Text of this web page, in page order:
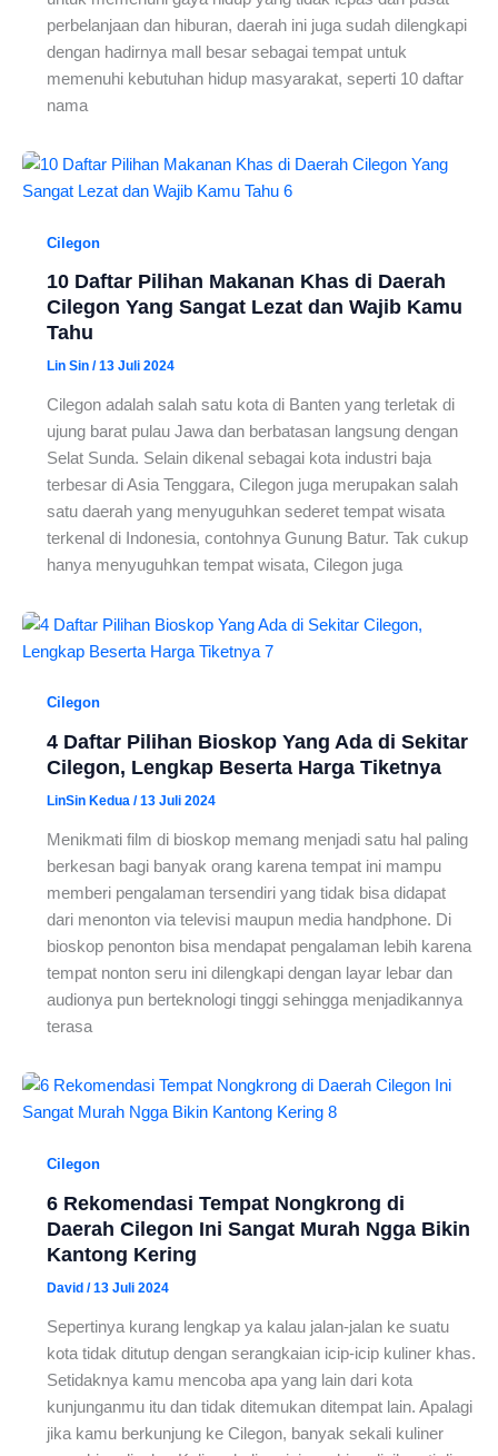
perbelanjaan dan hiburan, daerah ini juga sudah dilengkapi
dengan hadirnya mall besar sebagai tempat untuk
memenuhi kebutuhan hidup masyarakat, seperti 10 daftar
nama
Cilegon
10 Daftar Pilihan Makanan Khas di Daerah
Cilegon Yang Sangat Lezat dan Wajib Kamu
Tahu
Lin Sin /13 Juli 2024
Cilegon adalah salah satu kota di Banten yang terletak di
ujung barat pulau Jawa dan berbatasan langsung dengan
Selat Sunda. Selain dikenal sebagai kota industri baja
terbesar di Asia Tenggara, Cilegon juga merupakan salah
satu daerah yang menyuguhkan sederet tempat wisata
terkenal di Indonesia, contohnya Gunung Batur. Tak cukup
hanya menyuguhkan tempat wisata, Cilegon juga
Cilegon
4 Daftar Pilihan Bioskop Yang Ada di Sekitar
Cilegon, Lengkap Beserta Harga Tiketnya
LinSin Kedua /13 Juli 2024
Menikmati film di bioskop memang menjadi satu hal paling
berkesan bagi banyak orang karena tempat ini mampu
memberi pengalaman tersendiri yang tidak bisa didapat
dari menonton via televisi maupun media handphone. Di
bioskop penonton bisa mendapat pengalaman lebih karena
tempat nonton seru ini dilengkapi dengan layar lebar dan
audionya pun berteknologi tinggi sehingga menjadikannya
terasa
Cilegon
6 Rekomendasi Tempat Nongkrong di
Daerah Cilegon Ini Sangat Murah Ngga Bikin
Kantong Kering
David /13 Juli 2024
Sepertinya kurang lengkap ya kalau jalan-jalan ke suatu
kota tidak ditutup dengan serangkaian icip-icip kuliner khas.
Setidaknya kamu mencoba apa yang lain dari kota
kunjunganmu itu dan tidak ditemukan ditempat lain. Apalagi
jika kamu berkunjung ke Cilegon, banyak sekali kuliner